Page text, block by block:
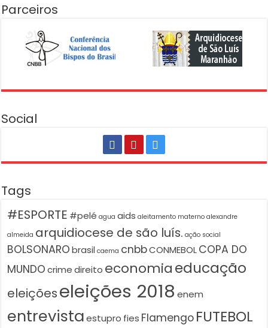
Parceiros
Social
Tags
#ESPORTE #pelé agua aids aleitamento materno alexandre
almeida arquidiocese de são luís. ação social
BOLSONARO brasil caema cnbbCONMEBOLCOPA DO
MUNDO crime direito economiaeducação
eleiçõeseleições 2018 enem
entrevista estupro fies Flamengo FUTEBOL